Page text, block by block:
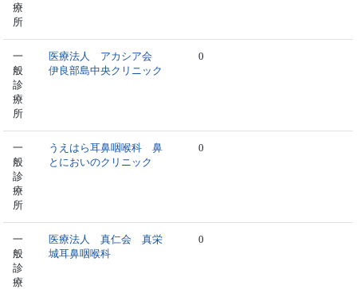
療
所
一
般
診
療
所
医療法人 アカシア会
伊良部島中央クリニック
0
一
般
診
療
所
うえはら耳鼻咽喉科 鼻
とにおいのクリニック
0
一
般
診
療
医療法人 真仁会 真栄
城耳鼻咽喉科
0